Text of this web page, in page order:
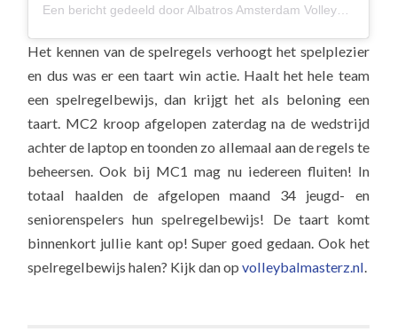
Een bericht gedeeld door Albatros Amsterdam Volleybal
Het kennen van de spelregels verhoogt het spelplezier
en dus was er een taart win actie. Haalt het hele team
een spelregelbewijs, dan krijgt het als beloning een
taart. MC2 kroop afgelopen zaterdag na de wedstrijd
achter de laptop en toonden zo allemaal aan de regels te
beheersen. Ook bij MC1 mag nu iedereen fluiten! In
totaal haalden de afgelopen maand 34 jeugd- en
seniorenspelers hun spelregelbewijs! De taart komt
binnenkort jullie kant op! Super goed gedaan. Ook het
spelregelbewijs halen? Kijk dan opvolleybalmasterz.nl